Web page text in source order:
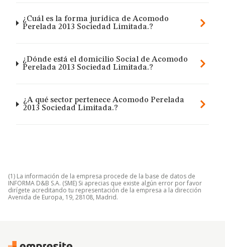
¿Cuál es la forma jurídica de Acomodo
Perelada 2013 Sociedad Limitada.?
¿Dónde está el domicilio Social de Acomodo
Perelada 2013 Sociedad Limitada.?
¿A qué sector pertenece Acomodo Perelada
2013 Sociedad Limitada.?
(1) La información de la empresa procede de la base de datos de
INFORMA D&B S.A. (SME) Si aprecias que existe algún error por favor
dirígete acreditando tu representación de la empresa a la dirección
Avenida de Europa, 19, 28108, Madrid.